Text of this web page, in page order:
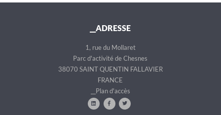
__ADRESSE
1, rue du Mollaret
Parc d'activité de Chesnes
38070 SAINT QUENTIN FALLAVIER
FRANCE
__Plan d'accès